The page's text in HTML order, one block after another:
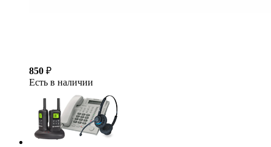
850 ₽
Есть в наличии